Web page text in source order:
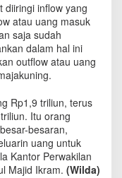
diiringi inflow yang
atau uang masuk
saja sudah
dalam hal ini
outflow atau uang
Rp1,9 triliun, terus
Itu orang
besaran,
uang untuk
Kantor Perwakilan
Majid Ikram. (Wilda)